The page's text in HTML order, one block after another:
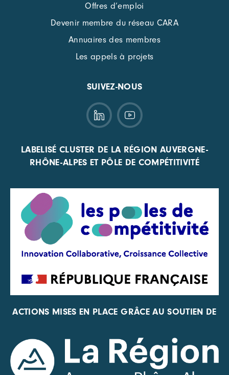
Offres d’emploi
Devenir membre du réseau CARA
Annuaires des membres
Les appels à projets
SUIVEZ-NOUS
LABELISÉ CLUSTER DE LA RÉGION AUVERGNE-
RHÔNE-ALPES ET PÔLE DE COMPÉTITIVITÉ
ACTIONS MISES EN PLACE GRÂCE AU SOUTIEN DE